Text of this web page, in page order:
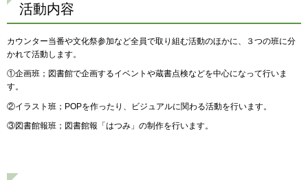
活動内容
カウンター当番や文化祭参加など全員で取り組む活動のほかに、３つの班に分
かれて活動します。
①企画班；図書館で企画するイベントや蔵書点検などを中心になって行いま
す。
②イラスト班；POPを作ったり、ビジュアルに関わる活動を行います。
③図書館報班；図書館報「はつみ」の制作を行います。